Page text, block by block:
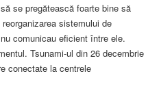
se pregătească foarte bine să
sistemului de
comunicau eficient între ele.
Tsunami-ul din 26 decembrie
conectate la centrele